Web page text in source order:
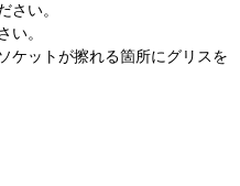
さい。
い。
ケットが擦れる箇所にグリスを